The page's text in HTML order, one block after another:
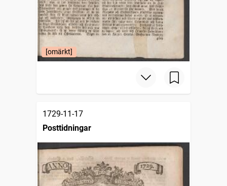
[omärkt]
1729-11-17
Posttidningar